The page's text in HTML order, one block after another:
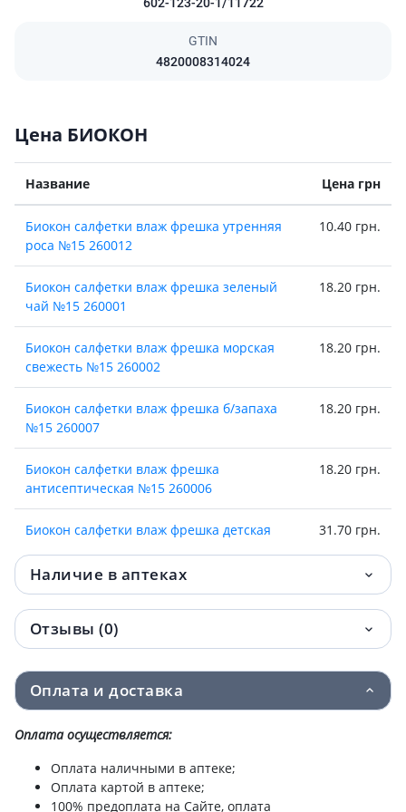
GTIN
4820008314024
Цена БИОКОН
Название Цена грн
Биокон салфетки влаж фрешка утренняя
роса №15 260012
10.40 грн.
Биокон салфетки влаж фрешка зеленый
чай №15 260001
18.20 грн.
Биокон салфетки влаж фрешка морская
свежесть №15 260002
18.20 грн.
Биокон салфетки влаж фрешка б/запаха
№15 260007
18.20 грн.
Биокон салфетки влаж фрешка
антисептическая №15 260006
18.20 грн.
Биокон салфетки влаж фрешка детская
31.70 грн.
Биокон салфетки влаж фрешка д/интим
гигиены №20 260004
31.70 грн.
Доктор Биокон спрей антисептический д/
рук алое вера и шалфей 50 мл
34.70 грн.
Доктор Биокон спрей антисептический д/
рук пантенол и розмарин 50 мл
34.70 грн.
Биокон дб гель антисептический д/рук
50мл 220020
Наличие в аптеках
Отзывы (0)
Оплата и доставка
Оплата осуществляется:
Оплата наличными в аптеке;
Оплата картой в аптеке;
100% предоплата на Сайте, оплата